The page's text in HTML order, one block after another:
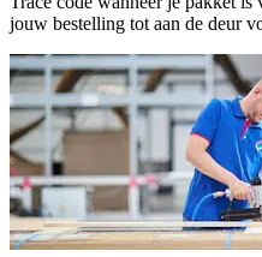
jouw bestelling tot aan de deur